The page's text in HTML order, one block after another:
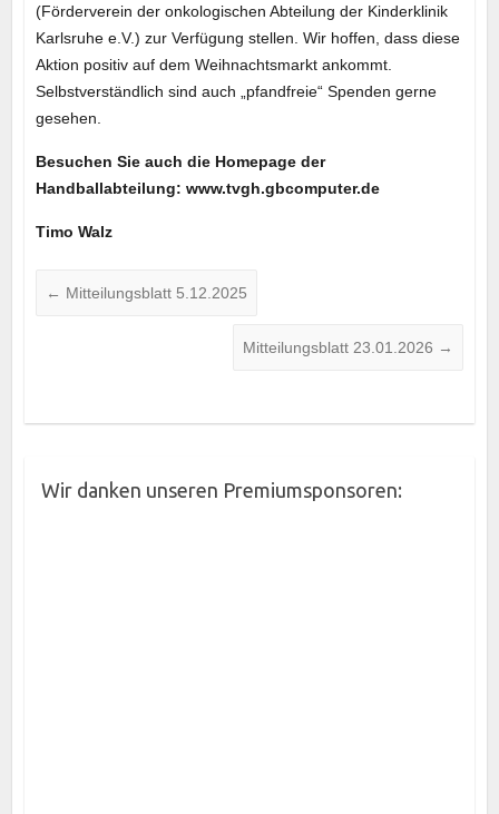
(Förderverein der onkologischen Abteilung der Kinderklinik
Karlsruhe e.V.) zur Verfügung stellen. Wir hoffen, dass diese
Aktion positiv auf dem Weihnachtsmarkt ankommt.
Selbstverständlich sind auch „pfandfreie“ Spenden gerne
gesehen.
Besuchen Sie auch die Homepage der
Handballabteilung: www.tvgh.gbcomputer.de
Timo Walz
← Mitteilungsblatt 5.12.2025
Mitteilungsblatt 23.01.2026 →
Wir danken unseren Premiumsponsoren: